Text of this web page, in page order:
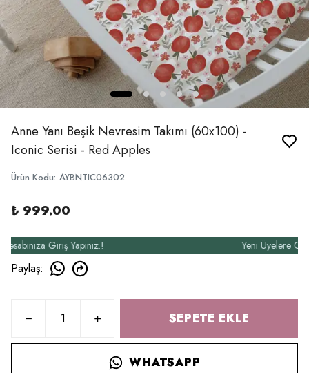
Anne Yanı Beşik Nevresim Takımı (60x100) -
Iconic Serisi - Red Apples
Ürün Kodu: AYBNTIC06302
₺ 999.00
Giriş Yapınız.! Yeni Üyelere Özel
Paylaş:
SEPETE EKLE
WHATSAPP